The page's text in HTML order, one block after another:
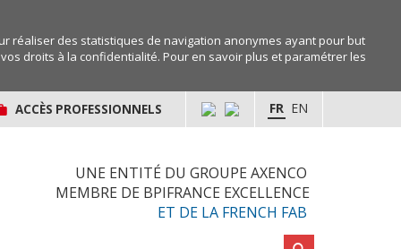
réaliser des statistiques de navigation anonymes ayant pour but
droits à la confidentialité. Pour en savoir plus et paramétrer les
ACCÈS PROFESSIONNELS EN
FR
UNE ENTITÉ DU GROUPE AXENCO
MEMBRE DE BPIFRANCE EXCELLENCE
ET DE LA FRENCH FAB